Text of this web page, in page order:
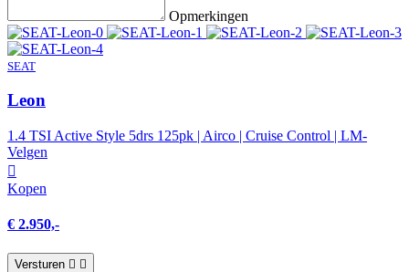
Opmerkingen
SEAT
Leon
1.4 TSI Active Style 5drs 125pk | Airco | Cruise Control | LM-
Velgen
Kopen
€ 2.950,-
Versturen